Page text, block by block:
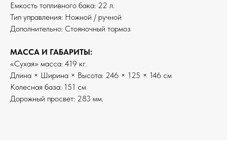
Емкость топливного бака: 22 л.
Тип управления: Ножной / ручной
Дополнительно: Стояночный тормоз
МАССА И ГАБАРИТЫ:
«Сухая» масса: 419 кг.
Длина × Ширина × Высота: 246 × 125 × 146 см
Колесная база: 151 см
Дорожный просвет: 283 мм.